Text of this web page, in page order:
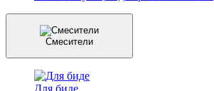
Смесители